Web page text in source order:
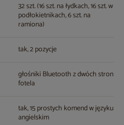
32 szt. (16 szt. na łydkach, 16 szt. w
podłokietnikach, 6 szt. na
ramiona)
tak, 2 pozycje
głośniki Bluetooth z dwóch stron
fotela
tak, 15 prostych komend w języku
angielskim